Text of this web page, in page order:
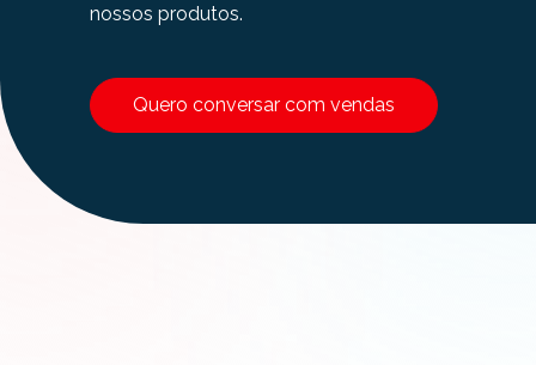
nossos produtos.
Quero conversar com vendas